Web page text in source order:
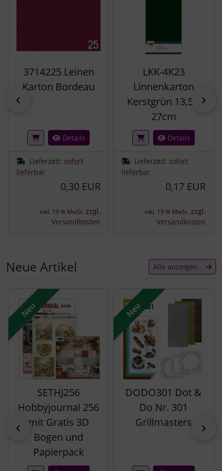
3714225 Leinen
Karton Bordeau
Details
Lieferzeit: sofort
lieferbar
0,30 EUR
inkl. 19 % MwSt. zzgl.
Versandkosten
LKK-4K23
Linnenkarton
Kerstgrün 13,5 x
27cm
Details
Lieferzeit: sofort
lieferbar
0,17 EUR
inkl. 19 % MwSt. zzgl.
Versandkosten
Neue Artikel Alle anzeigen
Es folgt ein Produktslider - navigieren Sie mit der Tab-
zurück
Neu
SETHJ256
Hobbyjournal 256
mit Gratis 3D
Bogen und
Papierpack
Neu
DODO301 Dot &
Do Nr. 301
Grillmasters